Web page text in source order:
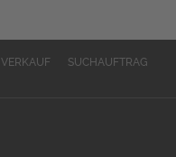
VERKAUF
SUCHAUFTRAG